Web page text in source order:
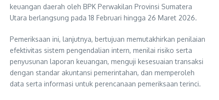
keuangan daerah oleh BPK Perwakilan Provinsi Sumatera
Utara berlangsung pada 18 Februari hingga 26 Maret 2026.
Pemeriksaan ini, lanjutnya, bertujuan memutakhirkan penilaian
efektivitas sistem pengendalian intern, menilai risiko serta
penyusunan laporan keuangan, menguji kesesuaian transaksi
dengan standar akuntansi pemerintahan, dan memperoleh
data serta informasi untuk perencanaan pemeriksaan terinci.